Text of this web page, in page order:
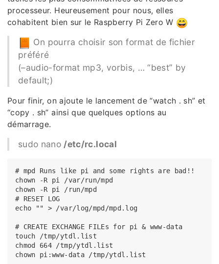
processeur. Heureusement pour nous, elles
cohabitent bien sur le Raspberry Pi Zero W
On pourra choisir son format de fichier
préféré
(–audio-format mp3, vorbis, … “best” by
default;)
Pour finir, on ajoute le lancement de “watch . sh” et
“copy . sh” ainsi que quelques options au
démarrage.
sudo nano /etc/rc.local
# mpd Runs like pi and some rights are bad!!
chown -R pi /var/run/mpd
chown -R pi /run/mpd
# RESET LOG
echo "" > /var/log/mpd/mpd.log
# CREATE EXCHANGE FILEs for pi & www-data
touch /tmp/ytdl.list
chmod 664 /tmp/ytdl.list
chown pi:www-data /tmp/ytdl.list